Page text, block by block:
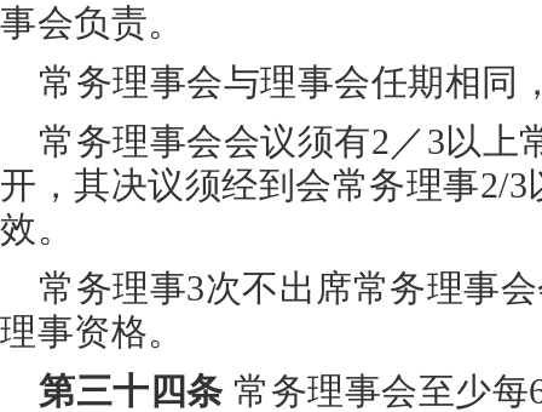
事会负责。
常务理事会与理事会任期相同
常务理事会会议须有2／3以上
开，其决议须经到会常务理事2/
效。
常务理事3次不出席常务理事
理事资格。
第三十四条常务理事会至少每